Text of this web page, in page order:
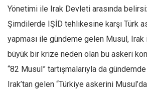
Yönetimi ile Irak Devleti arasında
Şimdilerde IŞİD tehlikesine karşı Türk
yapması ile gündeme gelen Musul, Irak
büyük bir krize neden olan bu askeri
“82 Musul” tartışmalarıyla da
Irak’tan gelen “Türkiye askerini